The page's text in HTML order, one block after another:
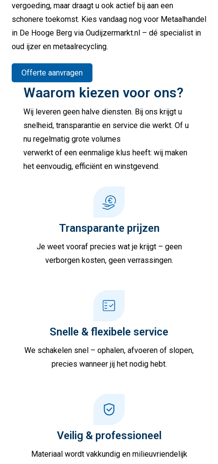
vergoeding, maar draagt u ook actief bij aan een
schonere toekomst. Kies vandaag nog voor Metaalhandel
in De Hooge Berg via Oudijzermarkt.nl – dé specialist in
oud ijzer en metaalrecycling.
Offerte aanvragen
Waarom kiezen voor ons?
Wij leveren geen halve diensten. Bij ons krijgt u
snelheid, transparantie en service die werkt. Of u
nu regelmatig grote volumes
verwerkt of een eenmalige klus heeft: wij maken
het eenvoudig, efficiënt en winstgevend.
Transparante prijzen
Je weet vooraf precies wat je krijgt – geen
verborgen kosten, geen verrassingen.
Snelle & flexibele service
We schakelen snel – ophalen, afvoeren of slopen,
precies wanneer jij het nodig hebt.
Veilig & professioneel
Materiaal wordt vakkundig en milieuvriendelijk